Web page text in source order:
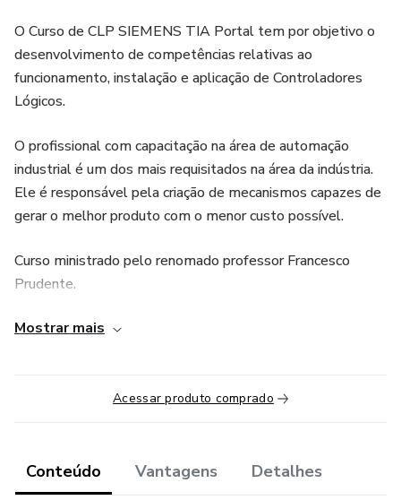
O Curso de CLP SIEMENS TIA Portal tem por objetivo o
desenvolvimento de competências relativas ao
funcionamento, instalação e aplicação de Controladores
Lógicos.
O profissional com capacitação na área de automação
industrial é um dos mais requisitados na área da indústria.
Ele é responsável pela criação de mecanismos capazes de
gerar o melhor produto com o menor custo possível.
Curso ministrado pelo renomado professor Francesco
Prudente.
O professor tem vários livros desta área e já é considerado
Mostrar mais
Acessar produto comprado
Conteúdo Vantagens Detalhes